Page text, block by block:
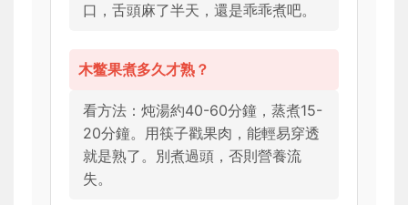
口，舌頭麻了半天，還是乖乖煮吧。
木鳖果煮多久才熟？
看方法：炖湯約40-60分鐘，蒸煮15-
20分鐘。用筷子戳果肉，能輕易穿透
就是熟了。別煮過頭，否則營養流
失。